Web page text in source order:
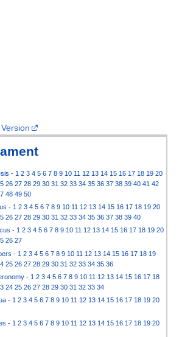
- 1 2 3 4 5 6 7 8 9 10 11 12 13 14 15 16 17 18 19 20
26 27 28 29 30 31 32 33 34 35 36 37 38 39 40 41 42
48 49 50
- 1 2 3 4 5 6 7 8 9 10 11 12 13 14 15 16 17 18 19 20
26 27 28 29 30 31 32 33 34 35 36 37 38 39 40
- 1 2 3 4 5 6 7 8 9 10 11 12 13 14 15 16 17 18 19 20
26 27
- 1 2 3 4 5 6 7 8 9 10 11 12 13 14 15 16 17 18 19
25 26 27 28 29 30 31 32 33 34 35 36
- 1 2 3 4 5 6 7 8 9 10 11 12 13 14 15 16 17 18
24 25 26 27 28 29 30 31 32 33 34
- 1 2 3 4 5 6 7 8 9 10 11 12 13 14 15 16 17 18 19 20
- 1 2 3 4 5 6 7 8 9 10 11 12 13 14 15 16 17 18 19 20